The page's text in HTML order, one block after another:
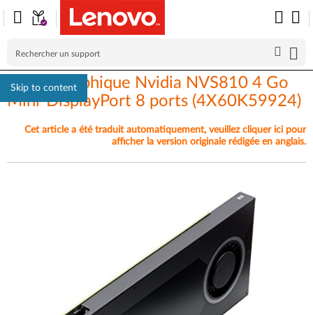
Skip to content
Nvidia graphique Nvidia NVS810 4 Go
Mini-DisplayPort 8 ports (4X60K59924)
Cet article a été traduit automatiquement, veuillez cliquer ici pour
afficher la version originale rédigée en anglais.